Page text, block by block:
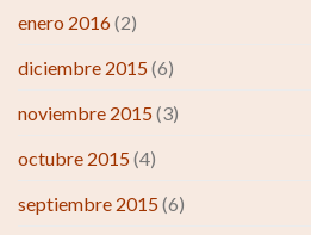
enero 2016(2)
diciembre 2015(6)
noviembre 2015(3)
octubre 2015(4)
septiembre 2015(6)